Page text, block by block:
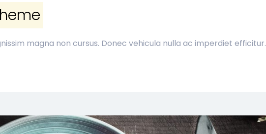
magna non cursus. Donec vehicula nulla ac imperdiet efficitur.